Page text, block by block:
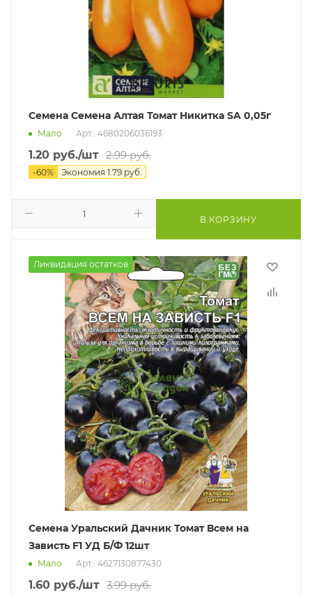
Семена Семена Алтая Томат Никитка SA 0,05г
Мало Арт.: 4680206036193
1.20 руб./шт 2.99руб.
-60% Экономия 1.79 руб.
В КОРЗИНУ
Ликвидация остатков
Семена Уральский Дачник Томат Всем на
Зависть F1 УД Б/Ф 12шт
Мало Арт.: 4627130877430
1.60 руб./шт 3.99руб.